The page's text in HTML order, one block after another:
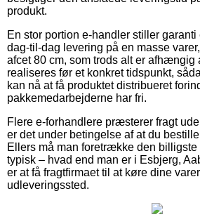
produkt.
En stor portion e-handler stiller
dag-til-dag levering på en masse
afcet 80 cm, som trods alt er afhængig
realiseres før et konkret tidspunkt,
kan nå at få produktet distribueret
pakkemedarbejderne har fri.
Flere e-forhandlere præsterer fragt
er det under betingelse af at du
Ellers må man foretrække den billigste
typisk – hvad end man er i Esbjerg,
er at få fragtfirmaet til at køre dine
udleveringssted.